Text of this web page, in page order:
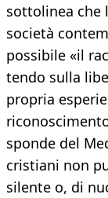
sottolinea che
società
pos­sibile «il
tendo sulla
propria
sponde del
cristiani non
silente o, di